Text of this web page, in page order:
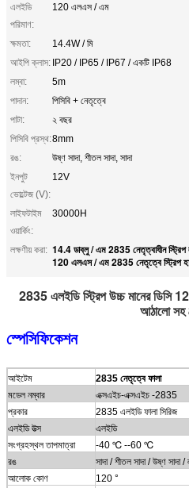
এলইডি
পরিমাণ:
120 এলএস / এম
ক্ষমতা:
14.4W / মি
আইপি ক্লাস: IP20 / IP65 / IP67 / একটি IP68
লম্বা:
5m
পাদান:
পিসিবি + নেতৃত্বে
পাটা:
২ বছর
পিসিবি প্রস্থ:8mm
রঙ:
উষ্ণ সাদা, শীতল সাদা, সাদা
ইনপুট
ভোল্টেজ (V):
12V
লাইফটাইম
ওয়ার্কিং:
30000H
লক্ষণীয় করা: 14.4 ডাব্লু / এম 2835 নেতৃত্বাধীন স্ট্রিপ
120 এলএস / এম 2835 নেতৃত্বে স্ট্রিপ
2835 এলইডি স্ট্রিপ উচ্চ মানের ডিসি
আঠালো সহ
স্পেসিফিকেশন
আইটেম
2835 নেতৃত্বে ফালা
মডেল নম্বার
এক্সএইচ-এক্সএইচ -2835
প্রকার
2835 এলইডি ফালা সিরিজ
এলইডি উত্স
এলইডি
সংগ্রহস্থল তাপমাত্রা
-40 ℃ --60 ℃
রঙ
সাদা / শীতল সাদা / উষ্ণ সাদা
আলোক কোণ
120 °